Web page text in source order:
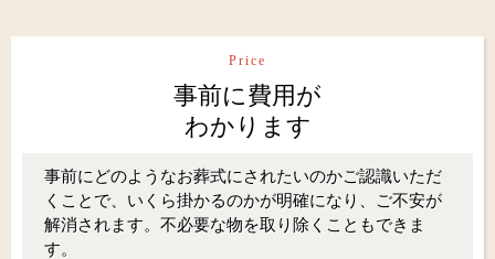
Price
事前に費用が
わかります
事前にどのようなお葬式にされたいのかご認識いただ
くことで、いくら掛かるのかが明確になり、ご不安が
解消されます。不必要な物を取り除くこともできま
す。